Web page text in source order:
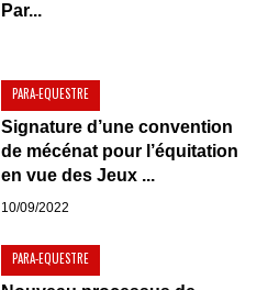
Par...
PARA-EQUESTRE
Signature d’une convention
de mécénat pour l’équitation
en vue des Jeux ...
10/09/2022
PARA-EQUESTRE